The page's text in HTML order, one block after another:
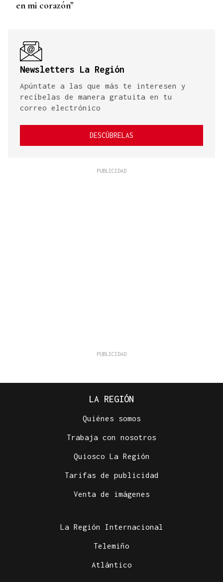
en mi corazón”
Newsletters La Región
Apúntate a las que más te interesen y
recíbelas de manera gratuita en tu
correo electrónico
DESCÚBRELAS
LA REGIÓN
Quiénes somos
Trabaja con nosotros
Quiosco La Región
Tarifas de publicidad
Venta de imágenes
La Región Internacional
Telemiño
Atlántico